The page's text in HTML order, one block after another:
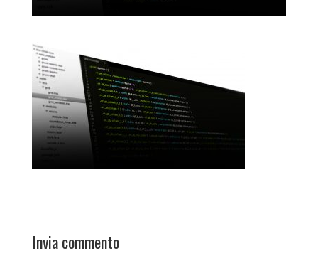
Invia commento